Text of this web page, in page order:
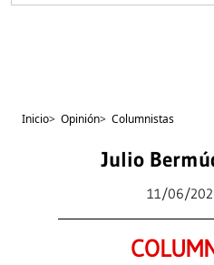
Inicio> Opinión> Columnistas
Julio
11/06/